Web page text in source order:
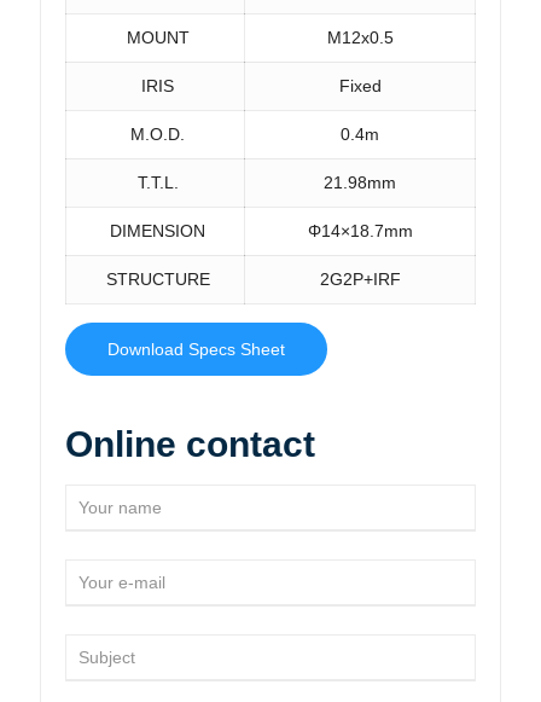
MOUNT M12x0.5
IRIS Fixed
M.O.D. 0.4m
T.T.L. 21.98mm
DIMENSION Φ14×18.7mm
STRUCTURE 2G2P+IRF
Download Specs Sheet
Online contact